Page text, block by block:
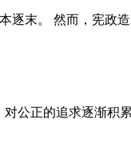
逐末。 然而，宪政
公正的追求逐渐积